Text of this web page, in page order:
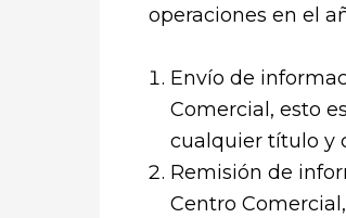
operaciones en el
Envío de
Comercial, esto
cualquier título y
Remisión de
Centro